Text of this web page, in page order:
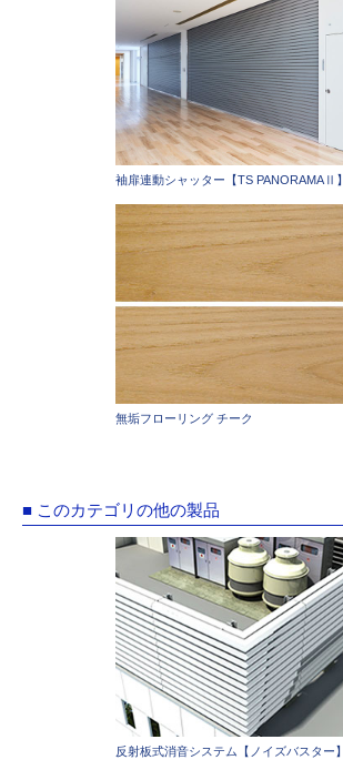
袖扉連動シャッター【TS PANORAMAⅡ】
無垢フローリング チーク
■ このカテゴリの他の製品
反射板式消音システム【ノイズバスター】